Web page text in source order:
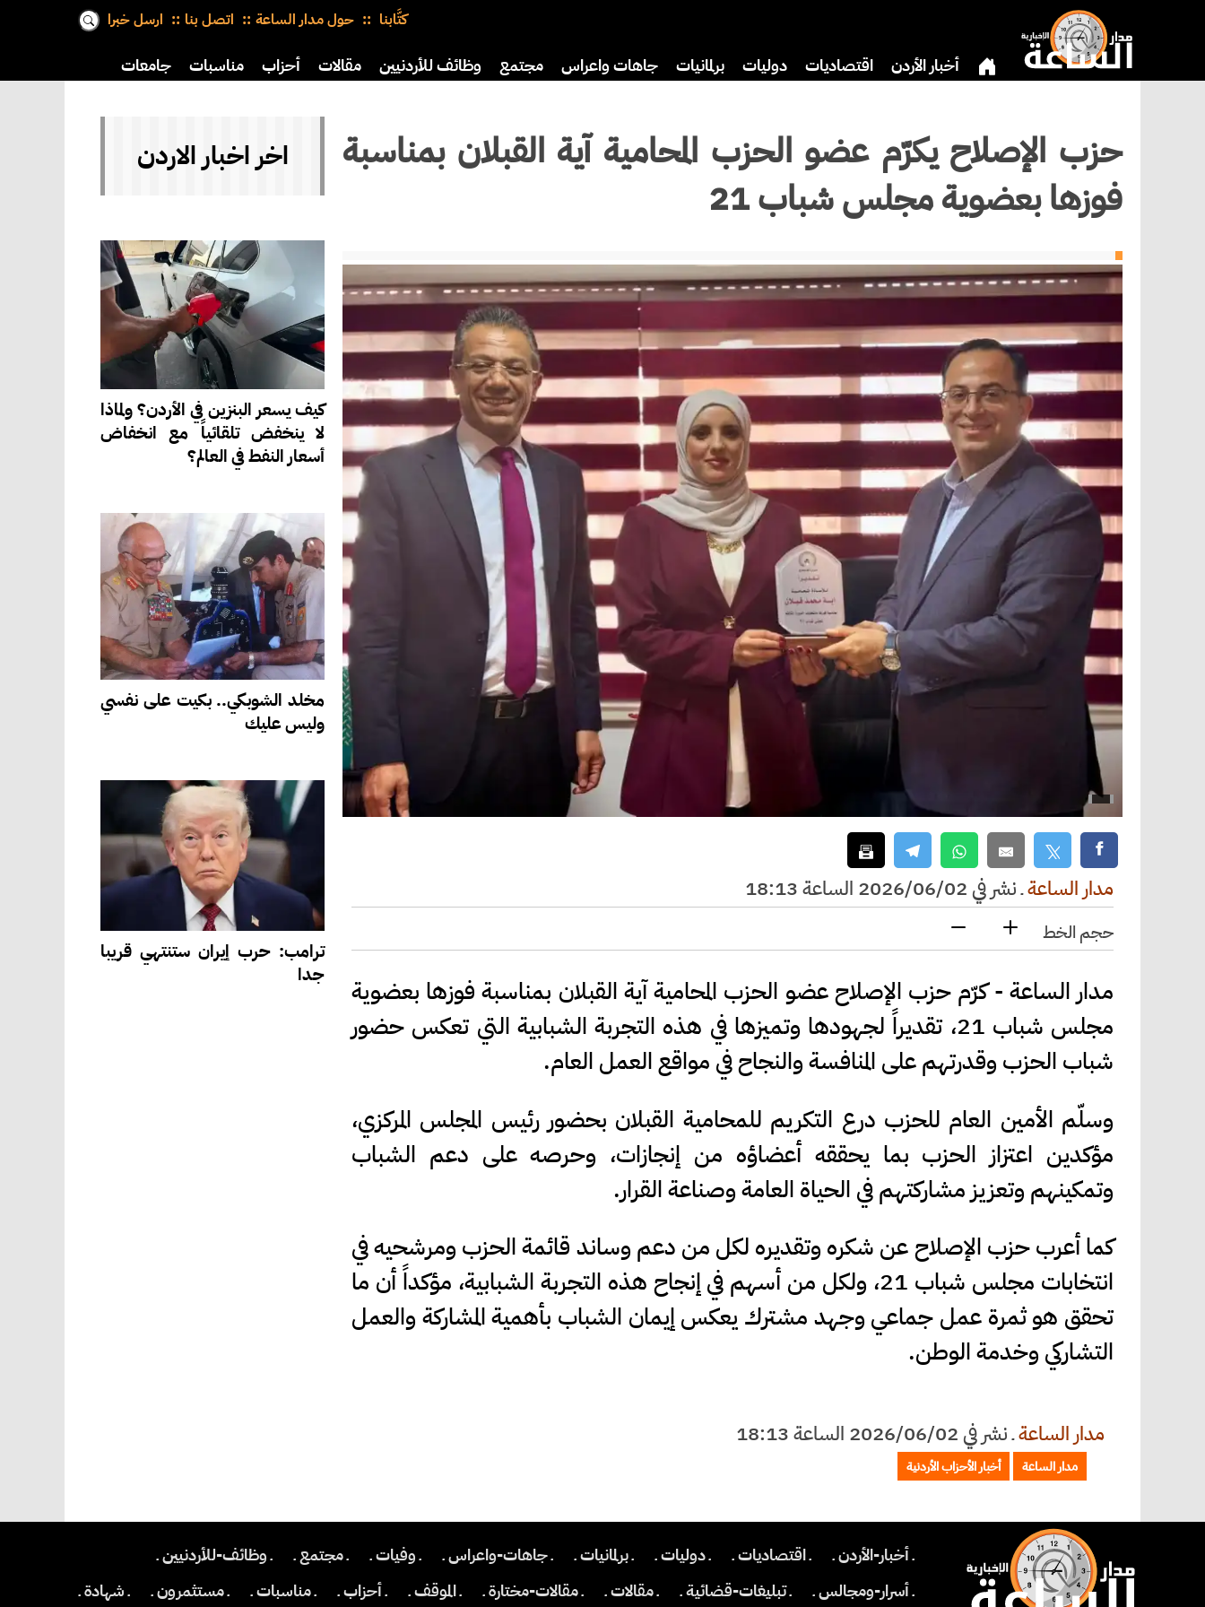
كتَّابنا حول مدار الساعة اتصل بنا ارسل خبرا
أخبار الأردن اقتصاديات دوليات برلمانيات جاهات واعراس مجتمع وظائف للأردنيين مقالات أحزاب مناسبات جامعات
حزب الإصلاح يكرّم عضو الحزب المحامية آية القبلان بمناسبة
فوزها بعضوية مجلس شباب 21
مدار الساعةـنشر في 2026/06/02 الساعة 18:13
حجم الخط
مدار الساعة - كرّم حزب الإصلاح عضو الحزب المحامية آية القبلان بمناسبة فوزها بعضوية
مجلس شباب 21، تقديراً لجهودها وتميزها في هذه التجربة الشبابية التي تعكس حضور
شباب الحزب وقدرتهم على المنافسة والنجاح في مواقع العمل العام.
وسلّم الأمين العام للحزب درع التكريم للمحامية القبلان بحضور رئيس المجلس المركزي،
مؤكدين اعتزاز الحزب بما يحققه أعضاؤه من إنجازات، وحرصه على دعم الشباب
وتمكينهم وتعزيز مشاركتهم في الحياة العامة وصناعة القرار.
كما أعرب حزب الإصلاح عن شكره وتقديره لكل من دعم وساند قائمة الحزب ومرشحيه في
انتخابات مجلس شباب 21، ولكل من أسهم في إنجاح هذه التجربة الشبابية، مؤكداً أن ما
تحقق هو ثمرة عمل جماعي وجهد مشترك يعكس إيمان الشباب بأهمية المشاركة والعمل
التشاركي وخدمة الوطن.
مدار الساعةـنشر في 2026/06/02 الساعة 18:13
مدار الساعة أخبار الأحزاب الأردنية
اخر اخبار الاردن
كيف يسعر البنزين في الأردن؟ ولماذا
لا ينخفض تلقائياً مع انخفاض
أسعار النفط في العالم؟
مخلد الشوبكي.. بكيت على نفسي
وليس عليك
ترامب: حرب إيران ستنتهي قريبا
جدا
ـ أخبار-الأردن ـ ـ اقتصاديات ـ ـ دوليات ـ ـ برلمانيات ـ ـ جاهات-واعراس ـ ـ وفيات ـ ـ مجتمع ـ
ـ وظائف-للأردنيين ـ
ـ أسرار-ومجالس ـ
ـ تبليغات-قضائية ـ ـ مقالات ـ ـ مقالات-مختارة ـ ـ الموقف ـ ـ أحزاب ـ ـ مناسبات ـ ـ مستثمرون ـ ـ شهادة ـ